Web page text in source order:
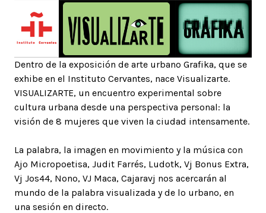
Dentro de la exposición de arte urbano Grafika, que se
exhibe en el Instituto Cervantes, nace Visualizarte.
VISUALIZARTE, un encuentro experimental sobre
cultura urbana desde una perspectiva personal: la
visión de 8 mujeres que viven la ciudad intensamente.
La palabra, la imagen en movimiento y la música con
Ajo Micropoetisa, Judit Farrés, Ludotk, Vj Bonus Extra,
Vj Jos44, Nono, VJ Maca, Cajaravj nos acercarán al
mundo de la palabra visualizada y de lo urbano, en
una sesión en directo.